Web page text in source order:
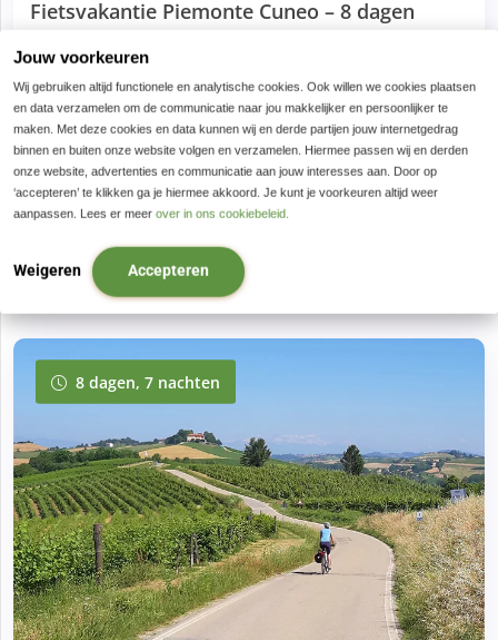
Jouw voorkeuren
Wij gebruiken altijd functionele en analytische cookies. Ook willen we cookies plaatsen
en data verzamelen om de communicatie naar jou makkelijker en persoonlijker te
maken. Met deze cookies en data kunnen wij en derde partijen jouw internetgedrag
binnen en buiten onze website volgen en verzamelen. Hiermee passen wij en derden
onze website, advertenties en communicatie aan jouw interesses aan. Door op
‘accepteren’ te klikken ga je hiermee akkoord. Je kunt je voorkeuren altijd weer
aanpassen. Lees er meer over in ons cookiebeleid.
Weigeren Accepteren
Fietsvakantie Piemonte Cuneo – 8 dagen
Rustige wegen
Vlak en heuvelachtig
Charmante dorpjes en oude stadjes
BOEK NU
8 dagen, 7 nachten
8 dagen, 7 nachten